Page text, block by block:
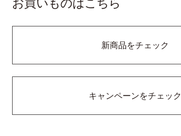
新商品をチェック
キャンペーンをチェック